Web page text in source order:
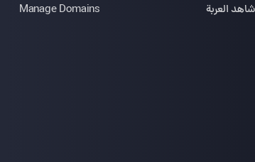
شاهد العربة
Manage Domains